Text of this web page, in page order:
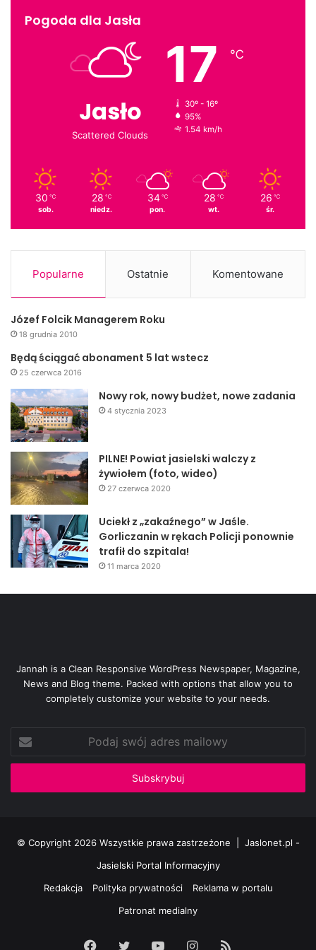
Pogoda dla Jasła
Jasło
Scattered Clouds
17 ℃
30º - 16º
95%
1.54 km/h
30 ℃
sob.
28 ℃
niedz.
34 ℃
pon.
28 ℃
wt.
26 ℃
śr.
Popularne Ostatnie Komentowane
Józef Folcik Managerem Roku
18 grudnia 2010
Będą ściągać abonament 5 lat wstecz
25 czerwca 2016
Nowy rok, nowy budżet, nowe zadania
4 stycznia 2023
PILNE! Powiat jasielski walczy z
żywiołem (foto, wideo)
27 czerwca 2020
Uciekł z „zakaźnego” w Jaśle.
Gorliczanin w rękach Policji ponownie
trafił do szpitala!
11 marca 2020
Jannah is a Clean Responsive WordPress Newspaper, Magazine,
News and Blog theme. Packed with options that allow you to
completely customize your website to your needs.
Podaj
swój
adres
© Copyright 2026 Wszystkie prawa zastrzeżone | Jaslonet.pl -
Jasielski Portal Informacyjny
Redakcja
Polityka prywatności
Reklama w portalu
Patronat medialny
Facebook
Twitter YouTubeInstagram